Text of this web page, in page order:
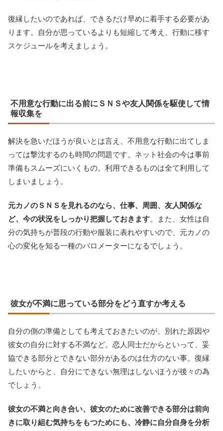
復縁したいのであれば、できるだけ早めに着手する必要があ
ります。自分が思っているよりも短縮して考え、行動に移す
スケジュールを考えましょう。
不用意な行動に出る前にＳＮＳや友人関係を駆使して情
報収集を
解決を急いだほうが良いとは言え、不用意な行動に出てしま
っては撃沈するのも時間の問題です。ネット社会の今は事前
準備もスムーズにいくもの。利用できるものは全て利用して
しまいましょう。
元カノのＳＮＳを見れるのなら、仕事、周囲、友人関係な
ど、今の状況をしっかり把握しておきます。また、女性は自
分の気持ちが普段の行動や服装に表れやすいので、元カノの
心の変化を知る一種のバロメーターになるでしょう。
彼女が不満に思っている部分をどう直すか考える
自分の側の準備としても考えておきたいのが、別れた原因や
彼女の自分に対する不満など。恋人同士だからといって、妥
協できる部分とできない部分があるのは仕方のない事。復縁
したいからと、自分にできない無理はしないほうが後々の為
でしょう。
彼女の不満と向き合い、彼女のために改善できる部分は前向
きに取り組む気持ちをもつためにも、冷静に自分自身を分析